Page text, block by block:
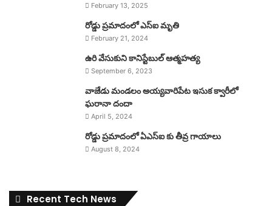
February 13, 2025
రోడ్డు ప్రమాదంలో ఎస్ఐ మృతి
February 21, 2024
ఉరి వేసుకుని కానిస్టేబుల్ ఆత్మహత్య
September 6, 2023
వాజేడు మండలం అయ్యవారిపేట ఇసుక క్వారీలో
ఘరానా దందా
April 5, 2024
రోడ్డు ప్రమాదంలో ఏఎస్ఐ కు తీవ్ర గాయాలు
August 8, 2024
Recent Tech News